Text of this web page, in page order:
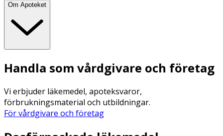
Om Apoteket
Handla som vårdgivare och företag
Vi erbjuder läkemedel, apoteksvaror,
förbrukningsmaterial och utbildningar.
För vårdgivare och företag